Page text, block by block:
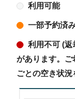
利用可能
一部予約済
利用不可 (
があります。
ごとの空き状況